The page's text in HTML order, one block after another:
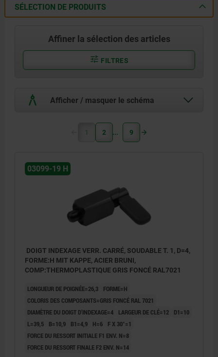
SÉLECTION DE PRODUITS
Affiner la sélection des articles
FILTRES
Afficher / masquer le schéma
1 2 9
03099-19 H
DOIGT INDEXAGE VERR. CARRÉ, SOUDABLE T. 1, D=4,
FORME:H MIT KAPPE, ACIER BRUNI,
COMP:THERMOPLASTIQUE GRIS FONCÉ RAL7021
LONGUEUR DE POIGNÉE=26,3
FORME=H
COLORIS DES COMPOSANTS=GRIS FONCÉ RAL 7021
DIAMÈTRE DU DOIGT D'INDEXAGE=4
LARGEUR DE CLÉ=12
D1=10
L=39,5
B=10,9 B1=4,9 H=6
F X 30°=1
FORCE DU RESSORT INITIALE F1 ENV. N=8
FORCE DU RESSORT FINALE F2 ENV. N=14